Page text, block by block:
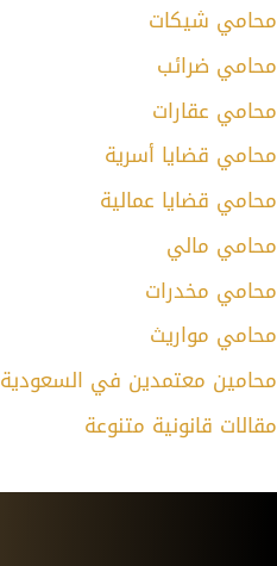
محامي شيكات
محامي ضرائب
محامي عقارات
محامي قضايا أسرية
محامي قضايا عمالية
محامي مالي
محامي مخدرات
محامي مواريث
محامين معتمدين في السعودية
مقالات قانونية متنوعة